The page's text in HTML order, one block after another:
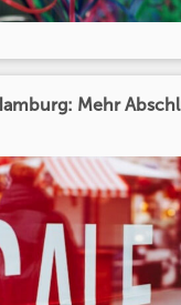
Mehr